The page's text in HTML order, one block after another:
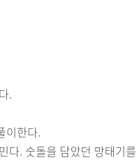
.
이한다.
다. 숫돌을 담았던 망태기를